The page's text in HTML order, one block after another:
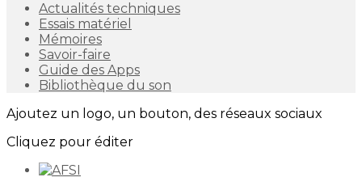
Actualités techniques
Essais matériel
Mémoires
Savoir-faire
Guide des Apps
Bibliothèque du son
Ajoutez un logo, un bouton, des réseaux sociaux
Cliquez pour éditer